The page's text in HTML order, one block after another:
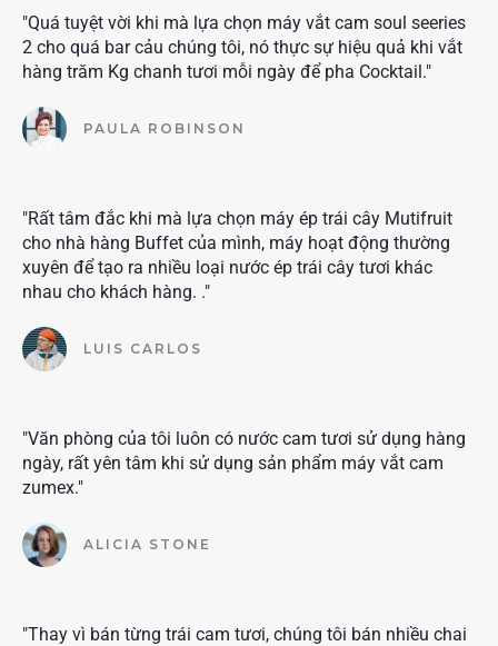
"Quá tuyệt vời khi mà lựa chọn máy vắt cam soul seeries
2 cho quá bar cảu chúng tôi, nó thực sự hiệu quả khi vắt
hàng trăm Kg chanh tươi mỗi ngày để pha Cocktail."
PAULA ROBINSON
"Rất tâm đắc khi mà lựa chọn máy ép trái cây Mutifruit
cho nhà hàng Buffet của mình, máy hoạt động thường
xuyên để tạo ra nhiều loại nước ép trái cây tươi khác
nhau cho khách hàng. ."
LUIS CARLOS
"Văn phòng của tôi luôn có nước cam tươi sử dụng hàng
ngày, rất yên tâm khi sử dụng sản phẩm máy vắt cam
zumex."
ALICIA STONE
"Thay vì bán từng trái cam tươi, chúng tôi bán nhiều chai